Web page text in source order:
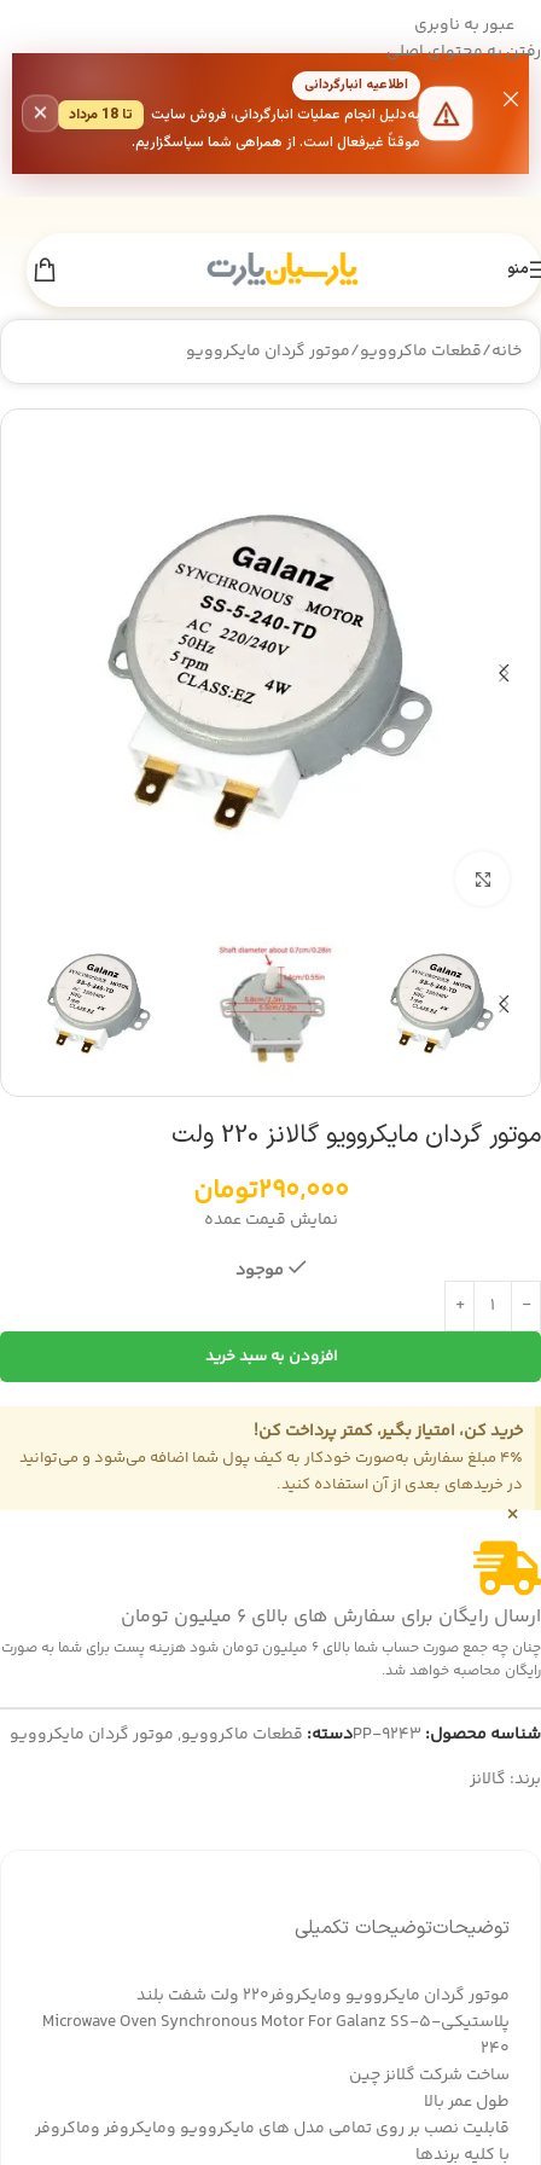
عبور به ناوبری
رفتن به محتوای اصلی
اطلاعیه انبارگردانی
به‌دلیل انجام عملیات انبارگردانی، فروش سایت
تا 18 مرداد
موقتاً غیرفعال است. از همراهی شما سپاسگزاریم.
×
منو
خانه/قطعات ماکروویو/موتور گردان مایکروویو
موتور گردان مایکروویو گالانز 220 ولت
290,000تومان
نمایش قیمت عمده
موجود
افزودن به سبد خرید
خرید کن، امتیاز بگیر، کمتر پرداخت کن!
4٪ مبلغ سفارش به‌صورت خودکار به کیف پول شما اضافه می‌شود و می‌توانید
در خریدهای بعدی از آن استفاده کنید.
×
ارسال رایگان برای سفارش های بالای 6 میلیون تومان
چنان چه جمع صورت حساب شما بالای 6 میلیون تومان شود هزینه پست برای شما به صورت
رایگان محاصبه خواهد شد.
شناسه محصول: PP-9243دسته: قطعات ماکروویو, موتور گردان مایکروویو
برند: گالانز
توضیحاتتوضیحات تکمیلی
موتور گردان مایکروویو ومایکروفر220 ولت شفت بلند
پلاستیکیMicrowave Oven Synchronous Motor For Galanz SS-5-
240
ساخت شرکت گلانز چین
طول عمر بالا
قابلیت نصب بر روی تمامی مدل های مایکروویو ومایکروفر وماکروفر
با کلیه برندها